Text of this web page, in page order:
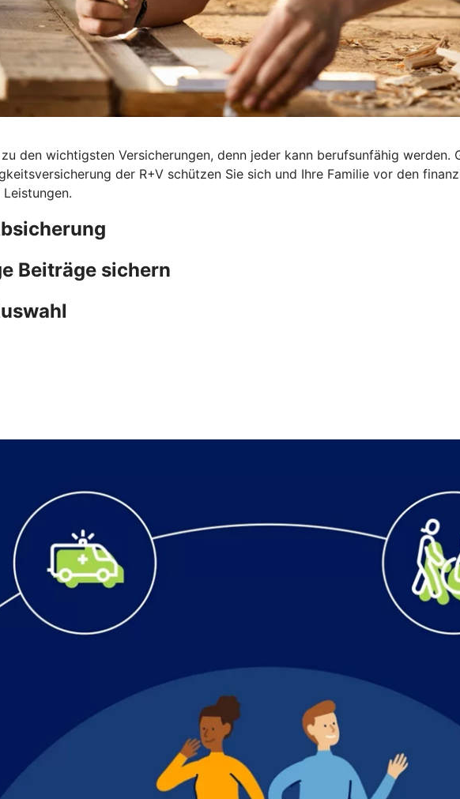
den wichtigsten Versicherungen, denn jeder kann berufsunfähig
der R+V schützen Sie sich und Ihre Familie vor den
Beiträge sichern